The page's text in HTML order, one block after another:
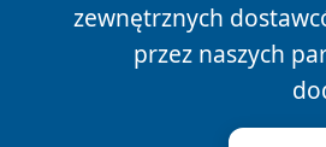
zewnętrznych
przez naszych